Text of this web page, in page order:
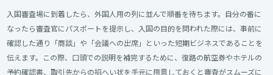
入国審査場に到着したら、外国人用の列に並んで順番を待ちます。自分の番に
なったら審査官にパスポートを提示し、入国の目的を問われた際には、事前に
確認した通り「商談」や「会議への出席」といった短期ビジネスであることを
伝えます。この際、口頭での説明を補完するために、復路の航空券やホテルの
予約確認書、取引先からの招へい状を手元に用意しておくと審査がスムーズに